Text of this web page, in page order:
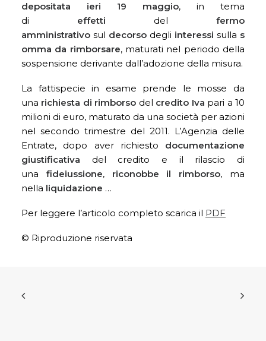
depositata ieri 19 maggio, in tema
di effetti del fermo
amministrativo sul decorso degli interessi sulla s
omma da rimborsare, maturati nel periodo della
sospensione derivante dall’adozione della misura.
La fattispecie in esame prende le mosse da
una richiesta di rimborso del credito Iva pari a 10
milioni di euro, maturato da una società per azioni
nel secondo trimestre del 2011. L’Agenzia delle
Entrate, dopo aver richiesto documentazione
giustificativa del credito e il rilascio di
una fideiussione, riconobbe il rimborso, ma
nella liquidazione …
Per leggere l’articolo completo scarica il PDF
© Riproduzione riservata